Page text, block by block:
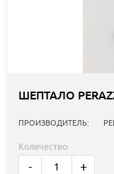
ШЕПТАЛО
ПРОИЗВОДИТЕЛЬ:
Количество:
- +